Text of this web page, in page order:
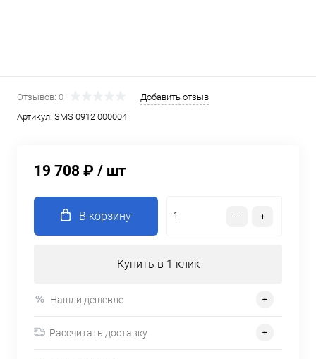
Отзывов: 0
Добавить отзыв
Артикул: SMS 0912 000004
19 708 ₽ / шт
В корзину
Купить в 1 клик
Нашли дешевле
Рассчитать доставку